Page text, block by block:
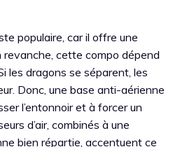
populaire, car il offre une
revanche, cette compo dépend
les dragons se séparent, les
Donc, une base anti-aérienne
l’entonnoir et à forcer un
d’air, combinés à une
bien répartie, accentuent ce